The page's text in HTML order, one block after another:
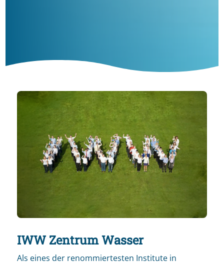
IWW Zentrum Wasser
Als eines der renommiertesten Institute in